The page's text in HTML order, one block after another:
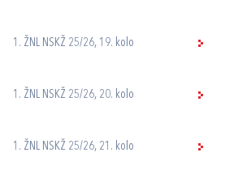
1. ŽNL NSKŽ 25/26, 19. kolo
1. ŽNL NSKŽ 25/26, 20. kolo
1. ŽNL NSKŽ 25/26, 21. kolo